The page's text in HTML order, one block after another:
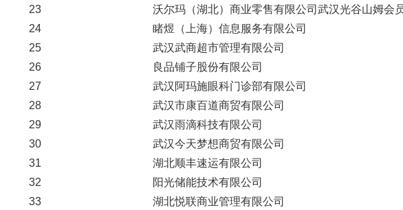
23
沃尔玛（湖北）商业零售有限公司武汉光谷山姆会
24
睹煜（上海）信息服务有限公司
25
武汉武商超市管理有限公司
26
良品铺子股份有限公司
27
武汉阿玛施眼科门诊部有限公司
28
武汉市康百道商贸有限公司
29
武汉雨滴科技有限公司
30
武汉今天梦想商贸有限公司
31
湖北顺丰速运有限公司
32
阳光储能技术有限公司
33
湖北悦联商业管理有限公司